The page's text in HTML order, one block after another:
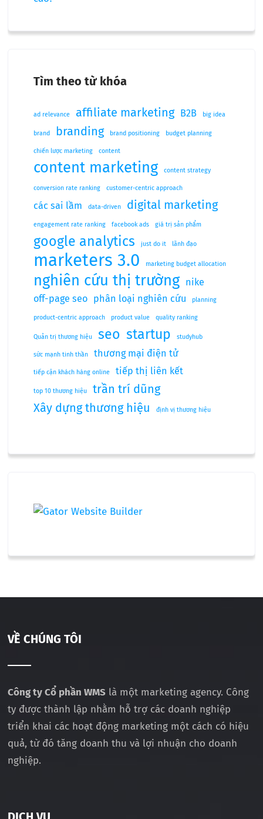
Tìm theo từ khóa
ad relevance affiliate marketing B2B big idea
brand branding brand positioning budget planning
chiến lược marketing content
content marketing content strategy
conversion rate ranking customer-centric approach
các sai lầm data-driven digital marketing
engagement rate ranking facebook ads giá trị sản phẩm
google analytics just do it lãnh đạo
marketers 3.0 marketing budget allocation
nghiên cứu thị trường
nike
off-page seo
phân loại nghiên cứu planning
product-centric approach product value quality ranking
Quản trị thương hiệu seo startup studyhub
sức mạnh tinh thần thương mại điện tử
tiếp cận khách hàng online tiếp thị liên kết
top 10 thương hiệu
trần trí dũng
Xây dựng thương hiệu
định vị thương hiệu
VỀ CHÚNG TÔI
Công ty Cổ phần WMS là một marketing agency. Công
ty được thành lập nhằm hỗ trợ các doanh nghiệp
triển khai các hoạt động marketing một cách có hiệu
quả, từ đó tăng doanh thu và lợi nhuận cho doanh
nghiệp.